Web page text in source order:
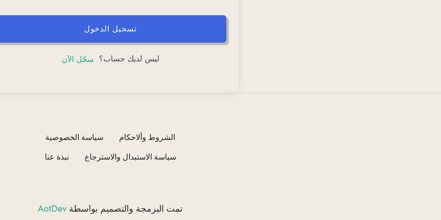
تسجيل الدخول
ليس لديك حساب؟ سجّل الآن
الشروط وألاحكام سياسة الخصوصية
سياسة الاستبدال والاسترجاع نبذة عنا
تمت البرمجة والتصميم بواسطة AotDev